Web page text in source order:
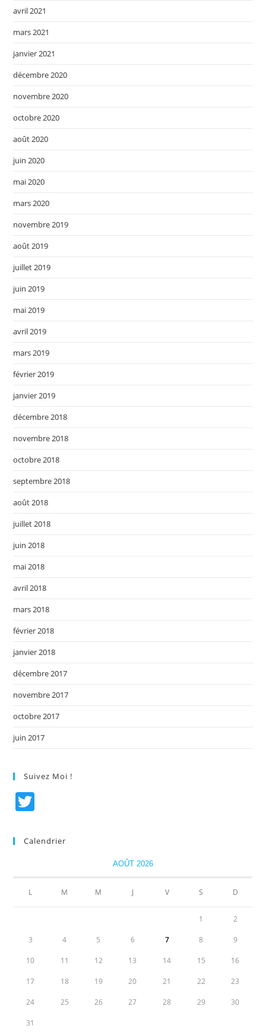
avril 2021
mars 2021
janvier 2021
décembre 2020
novembre 2020
octobre 2020
août 2020
juin 2020
mai 2020
mars 2020
novembre 2019
août 2019
juillet 2019
juin 2019
mai 2019
avril 2019
mars 2019
février 2019
janvier 2019
décembre 2018
novembre 2018
octobre 2018
septembre 2018
août 2018
juillet 2018
juin 2018
mai 2018
avril 2018
mars 2018
février 2018
janvier 2018
décembre 2017
novembre 2017
octobre 2017
juin 2017
Suivez Moi !
itt
Calendrier
AOÛT 2026
L M M J V S D
1 2
3 4 5 6 7 8 9
10 11 12 13 14 15 16
17 18 19 20 21 22 23
24 25 26 27 28 29 30
31